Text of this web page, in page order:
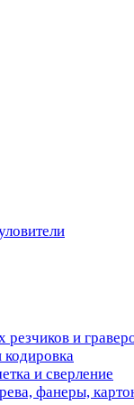
и
кодировка
и сверление
фанеры,